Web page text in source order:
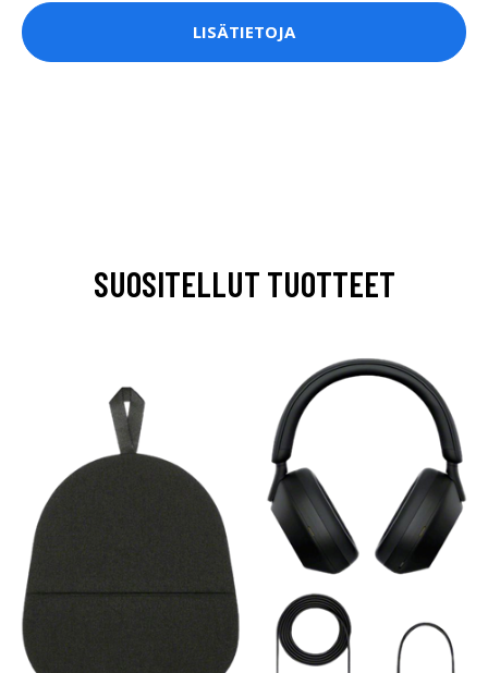
LISÄTIETOJA
SUOSITELLUT TUOTTEET